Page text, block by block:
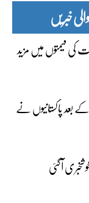
خبریں
قیمتوں میں مزید
پاکستانیوں نے
آگئی